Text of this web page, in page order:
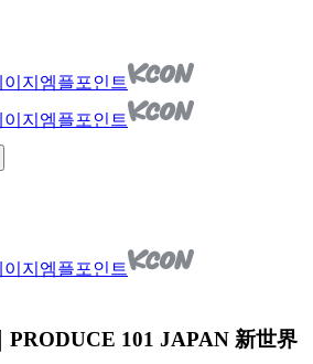
지 엠플포인트
지 엠플포인트
지 엠플포인트
PRODUCE 101 JAPAN 新世界